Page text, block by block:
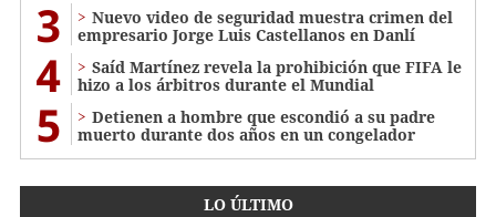
3
Nuevo video de seguridad muestra crimen del
empresario Jorge Luis Castellanos en Danlí
4
Saíd Martínez revela la prohibición que FIFA le
hizo a los árbitros durante el Mundial
5
Detienen a hombre que escondió a su padre
muerto durante dos años en un congelador
LO ÚLTIMO